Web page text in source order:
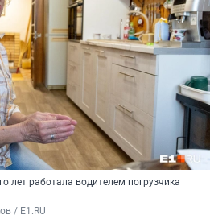
работала водителем погрузчика
/ E1.RU